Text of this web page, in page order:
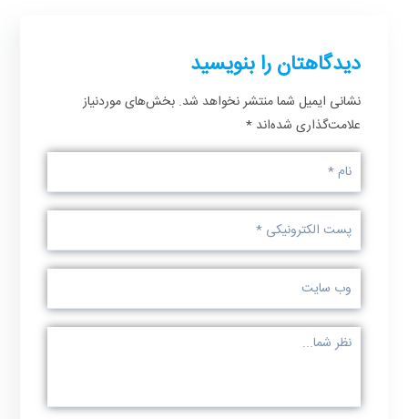
دیدگاهتان را بنویسید
نشانی ایمیل شما منتشر نخواهد شد. بخش‌های موردنیاز
علامت‌گذاری شده‌اند*